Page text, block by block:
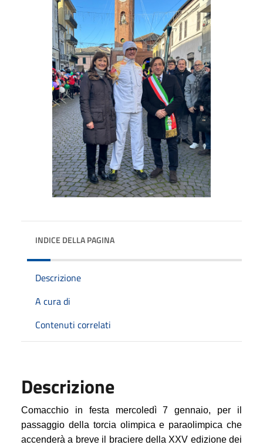
INDICE DELLA PAGINA
Descrizione
A cura di
Contenuti correlati
Descrizione
Comacchio in festa mercoledì 7 gennaio, per il
passaggio della torcia olimpica e paraolimpica che
accenderà a breve il braciere della XXV edizione dei